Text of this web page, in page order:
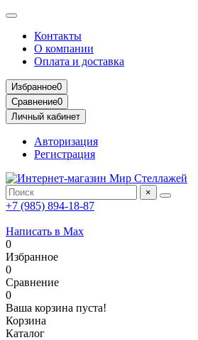
Контакты
О компании
Оплата и доставка
Избранное0
Сравнение0
Личный кабинет
Авторизация
Регистрация
×
+7 (985) 894-18-87
Написать в Max
0
Избранное
0
Сравнение
0
Ваша корзина пуста!
Корзина
Каталог